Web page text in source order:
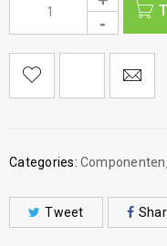
Categories: Componenten,
Tweet